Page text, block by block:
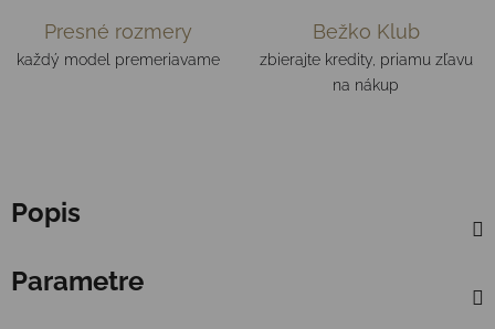
Presné rozmery
každý model premeriavame
Bežko Klub
zbierajte kredity, priamu zľavu
na nákup
Popis
Parametre